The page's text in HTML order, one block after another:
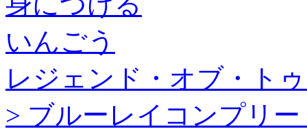
いんごう
レジェンド・オブ・ト
> ブルーレイコンプリ